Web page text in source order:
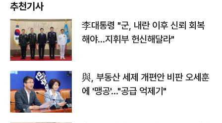
추천기사
李대통령 "군, 내란 이후 신뢰 회복
해야…지휘부 헌신해달라"
與, 부동산 세제 개편안 비판 오세훈
에 '맹공'…"공급 억제기"